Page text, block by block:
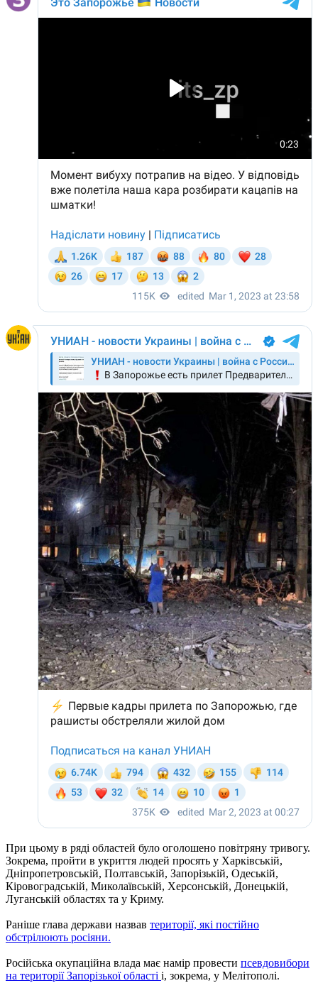
При цьому в ряді областей було оголошено повітряну тривогу.
Зокрема, пройти в укриття людей просять у Харківській,
Дніпропетровській, Полтавській, Запорізькій, Одеській,
Кіровоградській, Миколаївській, Херсонській, Донецькій,
Луганській областях та у Криму.
Раніше глава держави назвав території, які постійно
обстрілюють росіяни.
Російська окупаційна влада має намір провести псевдовибори
на території Запорізької області і, зокрема, у Мелітополі.